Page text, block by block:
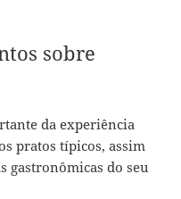
sobre
da experiência
pratos típicos, assim
gastronômicas do seu